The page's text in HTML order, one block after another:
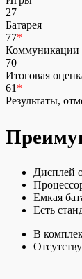
27
Батарея
77*
Коммуникации
70
Итоговая
61 *
Результаты,
Дисплей
Емкая
Есть
В